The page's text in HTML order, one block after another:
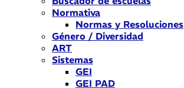
Normativa
Normas y Resoluciones
Género / Diversidad
ART
Sistemas
GEI
GEI PAD